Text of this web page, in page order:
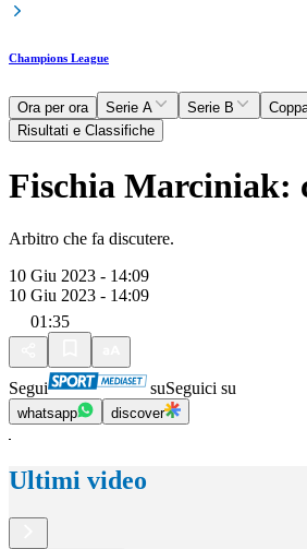
Champions League
Ora per ora Serie A Serie B
Risultati e Classifiche
Fischia Marciniak:
Arbitro che fa discutere.
10 Giu 2023 - 14:09
10 Giu 2023 - 14:09
01:35
Segui suSeguici su
whatsapp discover
Ultimi video